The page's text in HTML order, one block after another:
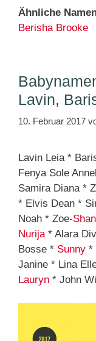
Ähnliche
Berisha Brooke
Lavin,
10. Februar 2017
Lavin Leia *
Fenya Sole
Samira Diana *
* Elvis Dean *
Noah * Zoe-
Nurija* Alara
Bosse * Sunny *
Janine * Lina
Lauryn * John